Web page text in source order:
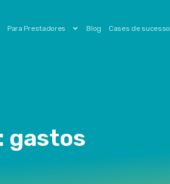
Para Prestadores Blog Cases de sucesso
gastos